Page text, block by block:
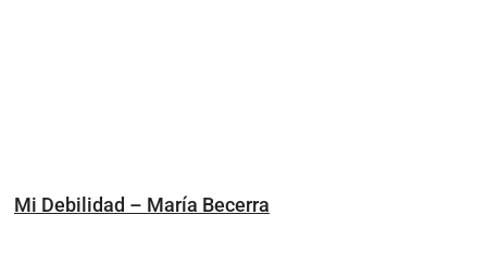
Mi Debilidad – María Becerra